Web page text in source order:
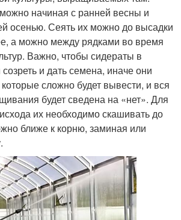
начиная с ранней весны и
осенью. Сеять их можно до высадки
а можно между рядками во время
Важно, чтобы сидераты в
и дать семена, иначе они
сложно будет вывести, и вся
будет сведена на «нет». Для
их необходимо скашивать до
ближе к корню, заминая или